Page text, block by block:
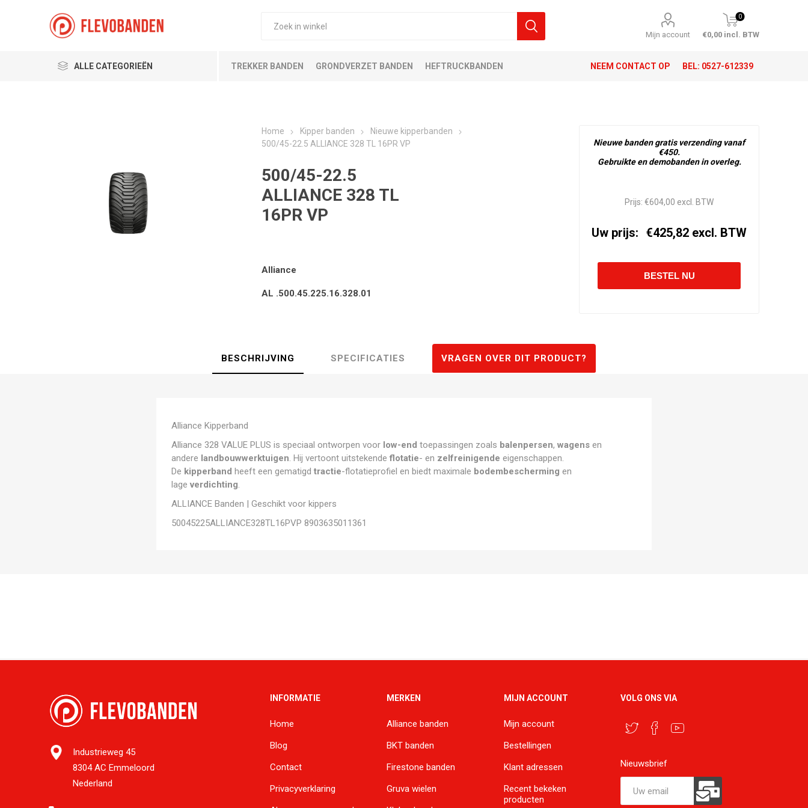
Mijn account
0
€0,00 incl. BTW
ALLE CATEGORIEËN TREKKER BANDEN GRONDVERZET BANDEN HEFTRUCKBANDEN NEEM CONTACT OP BEL: 0527-612339
Home Kipper banden
Nieuwe kipperbanden
500/45-22.5 ALLIANCE 328 TL 16PR VP
500/45-22.5
ALLIANCE 328 TL
16PR VP
Alliance
AL .500.45.225.16.328.01
Nieuwe banden gratis verzending vanaf
€450.
Gebruikte en demobanden in overleg.
Prijs: €604,00 excl. BTW
Uw prijs: €425,82 excl. BTW
BESCHRIJVING SPECIFICATIES VRAGEN OVER DIT PRODUCT?
Alliance Kipperband
Alliance 328 VALUE PLUS is speciaal ontworpen voor low-end toepassingen zoals balenpersen, wagensen
andere landbouwwerktuigen. Hij vertoont uitstekende flotatie- en zelfreinigende eigenschappen.
De kipperband heeft een gematigd tractie-flotatieprofiel en biedt maximale bodembescherming en
lage verdichting.
ALLIANCE Banden | Geschikt voor kippers
50045225ALLIANCE328TL16PVP 8903635011361
Industrieweg 45
8304 AC Emmeloord
Nederland
INFORMATIE
Home
Blog
Contact
Privacyverklaring
MERKEN
Alliance banden
BKT banden
Firestone banden
Gruva wielen
MIJN ACCOUNT
Mijn account
Bestellingen
Klant adressen
Recent bekeken
producten
VOLG ONS VIA
Nieuwsbrief